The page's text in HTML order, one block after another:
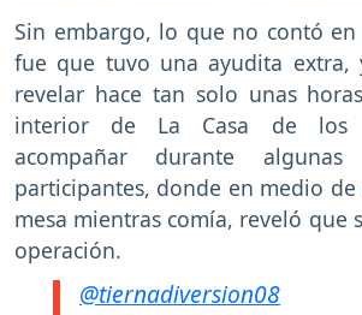
Sin embargo, lo que no contó
fue que tuvo una ayudita extra,
revelar hace tan solo unas
interior de La Casa de los
acompañar durante
participantes, donde en medio
mesa mientras comía, reveló que
operación.
@tiernadiversion08